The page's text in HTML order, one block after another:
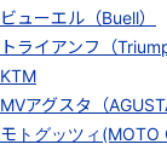
ビューエル（Buell）
トライアンフ（
KTM
MVアグスタ（
モトグッツィ(MOTO